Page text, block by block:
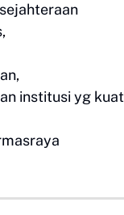
institusi yg